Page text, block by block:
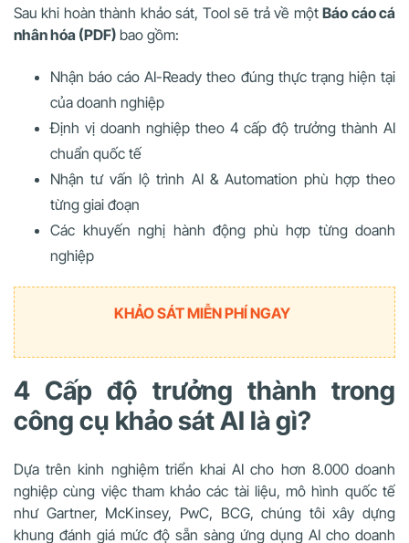
Sau khi hoàn thành khảo sát, Tool sẽ trả về mộtBáo cáo cá
nhân hóa (PDF) bao gồm:
Nhận báo cáo AI-Ready theo đúng thực trạng hiện tại
của doanh nghiệp
Định vị doanh nghiệp theo 4 cấp độ trưởng thành AI
chuẩn quốc tế
Nhận tư vấn lộ trình AI & Automation phù hợp theo
từng giai đoạn
Các khuyến nghị hành động phù hợp từng doanh
nghiệp
KHẢO SÁT MIỄN PHÍ NGAY
4 Cấp độ trưởng thành trong
công cụ khảo sát AI là gì?
Dựa trên kinh nghiệm triển khai AI cho hơn 8.000 doanh
nghiệp cùng việc tham khảo các tài liệu, mô hình quốc tế
như Gartner, McKinsey, PwC, BCG, chúng tôi xây dựng
khung đánh giá mức độ sẵn sàng ứng dụng AI cho doanh